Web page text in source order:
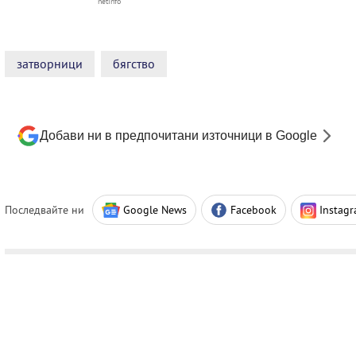
затворници бягство
Добави ни в предпочитани източници в Google
Последвайте ни Google News Facebook